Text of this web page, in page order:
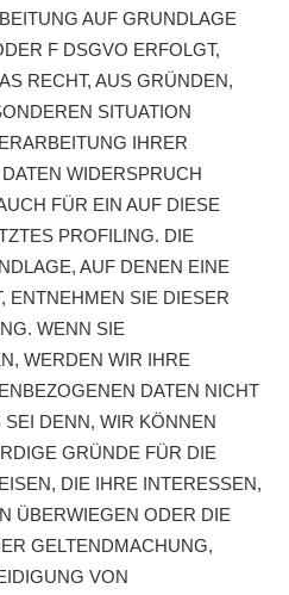
AUF GRUNDLAGE
F DSGVO ERFOLGT,
RECHT, AUS GRÜNDEN,
SITUATION
IHRER
WIDERSPRUCH
FÜR EIN AUF DIESE
PROFILING. DIE
AUF DENEN EINE
ENTNEHMEN SIE DIESER
WENN SIE
WERDEN WIR IHRE
DATEN NICHT
DENN, WIR KÖNNEN
GRÜNDE FÜR DIE
DIE IHRE INTERESSEN,
ÜBERWIEGEN ODER DIE
GELTENDMACHUNG,
VON